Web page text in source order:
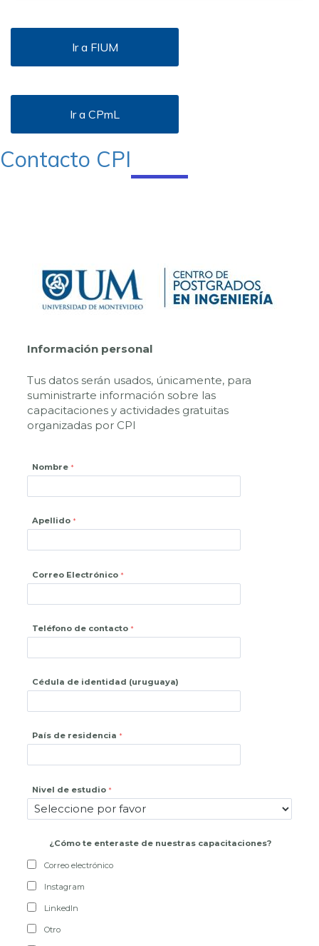
Ir a FIUM
Ir a CPmL
Contacto CPI
Información personal
Tus datos serán usados, únicamente, para
suministrarte información sobre las
capacitaciones y actividades gratuitas
organizadas por CPI
Nombre
Apellido
Correo Electrónico
Teléfono de contacto
Cédula de identidad (uruguaya)
País de residencia
Nivel de estudio
¿Cómo te enteraste de nuestras capacitaciones?
Correo electrónico
Instagram
LinkedIn
Otro